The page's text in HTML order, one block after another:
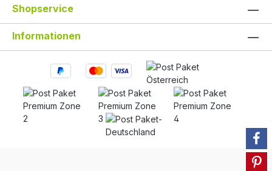
Shopservice
Informationen